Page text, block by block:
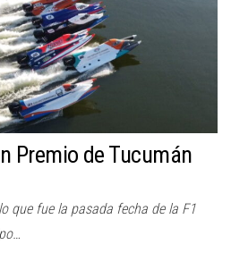
Premio de Tucumán
que fue la pasada fecha de la F1